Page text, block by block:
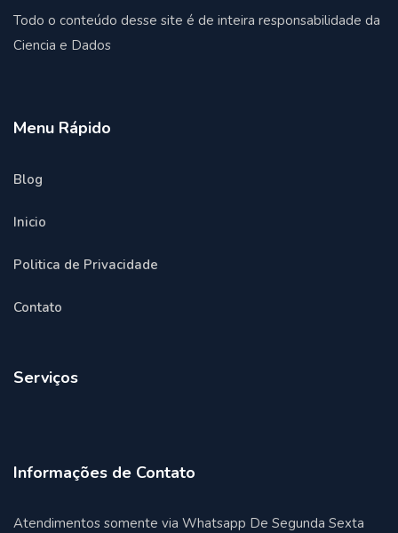
Todo o conteúdo desse site é de inteira responsabilidade da
Ciencia e Dados
Menu Rápido
Blog
Inicio
Politica de Privacidade
Contato
Serviços
Informações de Contato
Atendimentos somente via Whatsapp De Segunda Sexta